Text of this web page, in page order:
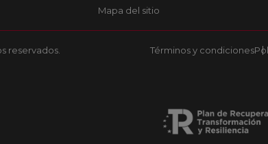
Mapa del sitio
reservados. Términos y condiciones